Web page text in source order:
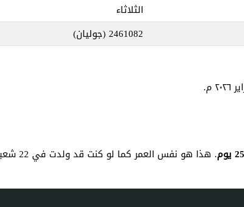
الثلاثاء
2461082(جوليان)